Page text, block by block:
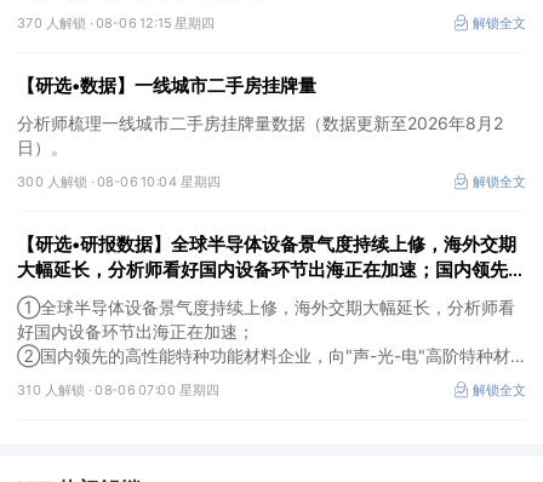
370 人解锁 ·08-06 12:15 星期四 解锁全文
【研选•数据】一线城市二手房挂牌量
分析师梳理一线城市二手房挂牌量数据（数据更新至2026年8月2
日）。
300 人解锁 ·08-06 10:04 星期四 解锁全文
【研选•研报数据】全球半导体设备景气度持续上修，海外交期
大幅延长，分析师看好国内设备环节出海正在加速；国内领先的
高性能特种功能材料企业，向"声-光-电"高阶特种材料平台跨
越，打开成长空间
①全球半导体设备景气度持续上修，海外交期大幅延长，分析师看
好国内设备环节出海正在加速；
②国内领先的高性能特种功能材料企业，向"声-光-电"高阶特种材
料平台跨越，打开成长空间。
310 人解锁 ·08-06 07:00 星期四 解锁全文